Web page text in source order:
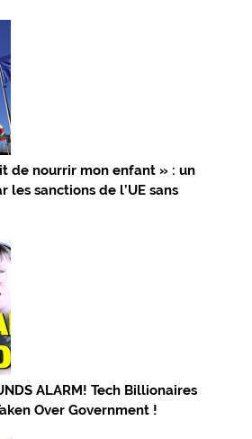
de nourrir mon enfant » : un
les sanctions de l’UE sans
ALARM! Tech Billionaires
Over Government !